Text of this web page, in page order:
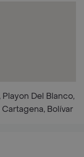
Del Blanco,
Bolívar